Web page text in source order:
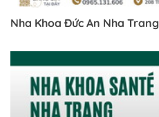
Nha Khoa Đức An Nha Trang